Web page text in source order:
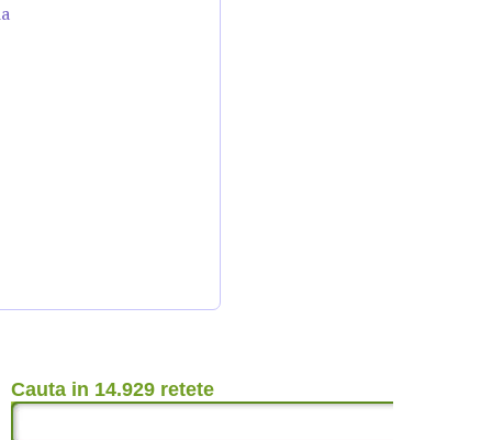
Cauta in 14.929 retete